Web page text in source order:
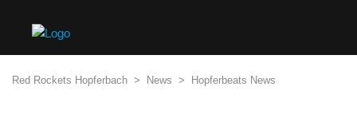
Red Rockets Hopferbach > News > Hopferbeats News